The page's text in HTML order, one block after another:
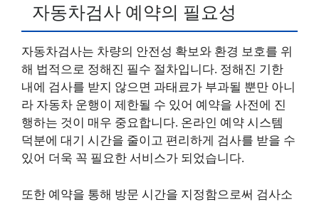
자동차검사 예약의 필요성
자동차검사는 차량의 안전성 확보와 환경 보호를 위
해 법적으로 정해진 필수 절차입니다. 정해진 기한
내에 검사를 받지 않으면 과태료가 부과될 뿐만 아니
라 자동차 운행이 제한될 수 있어 예약을 사전에 진
행하는 것이 매우 중요합니다. 온라인 예약 시스템
덕분에 대기 시간을 줄이고 편리하게 검사를 받을 수
있어 더욱 꼭 필요한 서비스가 되었습니다.
또한 예약을 통해 방문 시간을 지정함으로써 검사소